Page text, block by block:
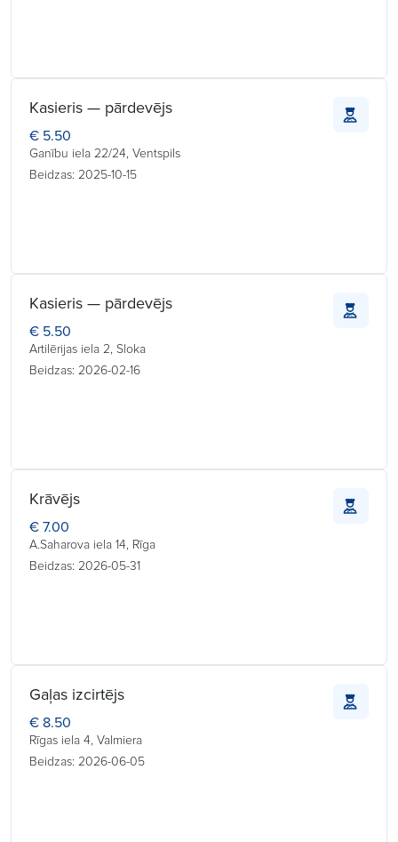
Kasieris — pārdevējs
€ 5.50
Ganību iela 22/24, Ventspils
Beidzas: 2025-10-15
Kasieris — pārdevējs
€ 5.50
Artilērijas iela 2, Sloka
Beidzas: 2026-02-16
Krāvējs
€ 7.00
A.Saharova iela 14, Rīga
Beidzas: 2026-05-31
Gaļas izcirtējs
€ 8.50
Rīgas iela 4, Valmiera
Beidzas: 2026-06-05